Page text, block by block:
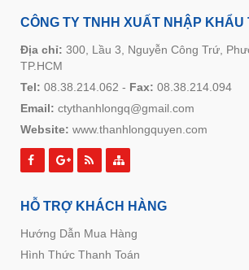
CÔNG TY TNHH XUẤT NHẬP KHẨU
Địa chỉ: 300, Lầu 3, Nguyễn Công Trứ,
TP.HCM
Tel: 08.38.214.062 - Fax: 08.38.214.094
Email: ctythanhlongq@gmail.com
Website: www.thanhlongquyen.com
HỖ TRỢ KHÁCH HÀNG
Hướng Dẫn Mua Hàng
Hình Thức Thanh Toán